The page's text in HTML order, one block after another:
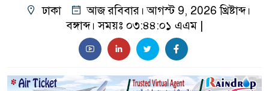
ঢাকা
আজ রবিবার। আগস্ট 9, 2026 খ্রিষ্টাব্দ।
বঙ্গাব্দ। সময়ঃ ০৩:৪৪:০১ এএম|